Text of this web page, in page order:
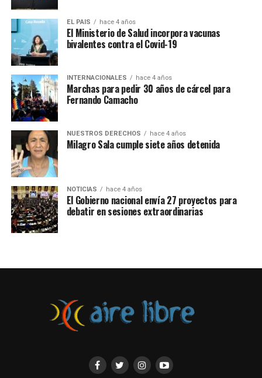
Defendamos la Educación
Secundaria
pic.twitter.com/kBF3BXoEkU
— Amsafe Rosario (@RosarioAmsafe)November 22, 2022
EL PAIS hace 4 años
El Ministerio de Salud incorpora vacunas
bivalentes contra el Covid-19
INTERNACIONALES hace 4 años
Marchas para pedir 30 años de cárcel para
Fernando Camacho
NUESTROS DERECHOS hace 4 años
Milagro Sala cumple siete años detenida
NOTICIAS hace 4 años
El Gobierno nacional envía 27 proyectos para
debatir en sesiones extraordinarias